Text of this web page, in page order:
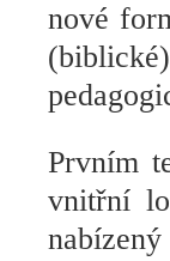
nové
(biblické)
Prvním
vnitřní